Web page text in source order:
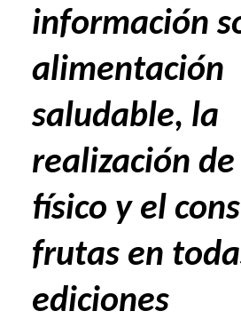
información
alimentación
saludable, la
realización
físico y el
frutas en
ediciones